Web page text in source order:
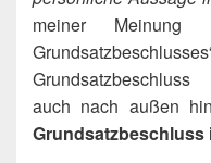
meiner
auch nach außen
Grundsatzbeschluss